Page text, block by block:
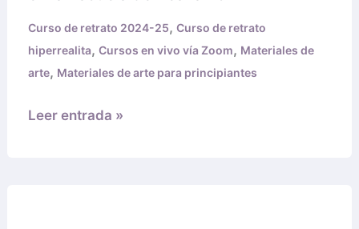
Curso de retrato 2024-25, Curso de retrato
hiperrealita, Cursos en vivo vía Zoom, Materiales de
arte, Materiales de arte para principiantes
Realismo
Leer entrada »